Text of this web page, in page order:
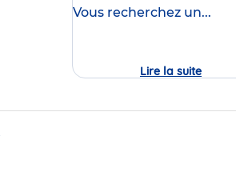
Vous recherchez un...
Lire la suite
Portes
de